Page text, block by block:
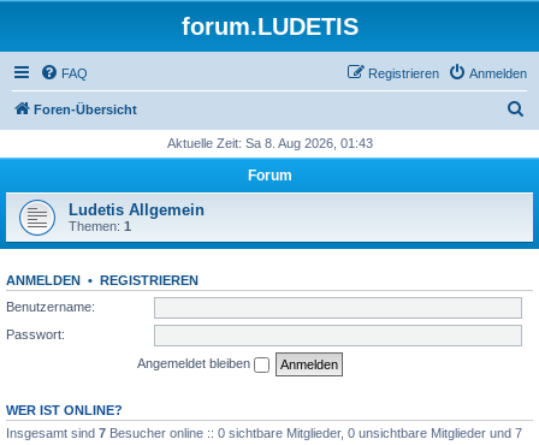
forum.LUDETIS
FAQ Anmelden
Registrieren
Foren-Übersicht
h
Aktuelle Zeit: Sa 8. Aug 2026, 01:43
Forum
Ludetis Allgemein
Themen: 1
ANMELDEN • REGISTRIEREN
Benutzername:
Passwort:
Angemeldet bleiben
WER IST ONLINE?
Insgesamt sind 7 Besucher online :: 0 sichtbare Mitglieder, 0 unsichtbare Mitglieder und 7